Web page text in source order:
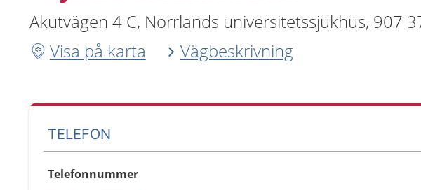
Akutvägen 4 C, Norrlands universitetssjukhus, 907
Visa på karta
Vägbeskrivning
TELEFON
Telefonnummer